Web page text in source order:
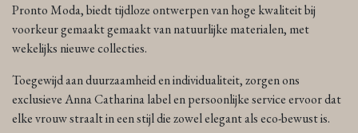
Pronto Moda, biedt tijdloze ontwerpen van hoge kwaliteit bij
voorkeur gemaakt gemaakt van natuurlijke materialen, met
wekelijks nieuwe collecties.
Toegewijd aan duurzaamheid en individualiteit, zorgen ons
exclusieve Anna Catharina label en persoonlijke service ervoor dat
elke vrouw straalt in een stijl die zowel elegant als eco-bewust is.